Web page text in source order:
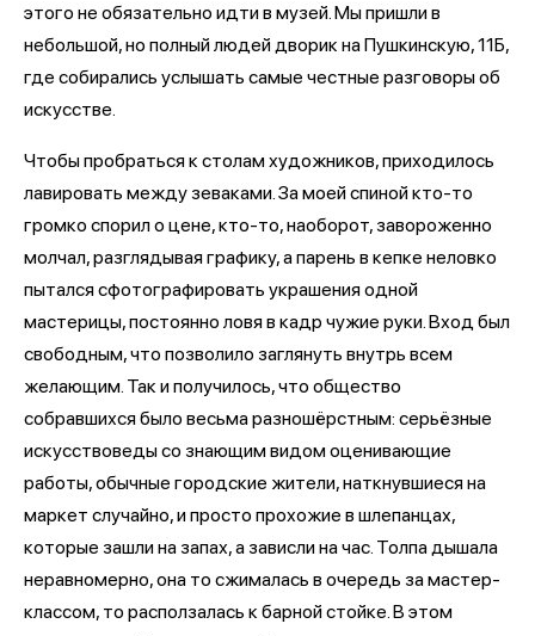
этого не обязательно идти в музей. Мы пришли в
небольшой, но полный людей дворик на Пушкинскую, 11Б,
где собирались услышать самые честные разговоры об
искусстве.
Чтобы пробраться к столам художников, приходилось
лавировать между зеваками. За моей спиной кто-то
громко спорил о цене, кто-то, наоборот, завороженно
молчал, разглядывая графику, а парень в кепке неловко
пытался сфотографировать украшения одной
мастерицы, постоянно ловя в кадр чужие руки. Вход был
свободным, что позволило заглянуть внутрь всем
желающим. Так и получилось, что общество
собравшихся было весьма разношёрстным: серьёзные
искусствоведы со знающим видом оценивающие
работы, обычные городские жители, наткнувшиеся на
маркет случайно, и просто прохожие в шлепанцах,
которые зашли на запах, а зависли на час. Толпа дышала
неравномерно, она то сжималась в очередь за мастер-
классом, то расползалась к барной стойке. В этом